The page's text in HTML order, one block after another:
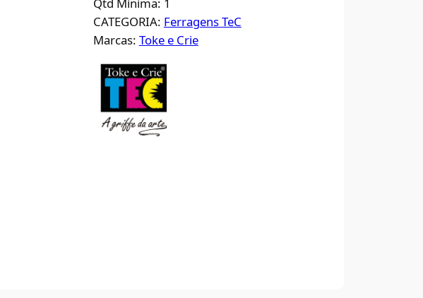
Qtd Mínima: 1
CATEGORIA: Ferragens TeC
Marcas: Toke e Crie